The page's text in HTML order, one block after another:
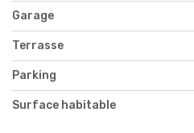
Garage
Terrasse
Parking
Surface habitable